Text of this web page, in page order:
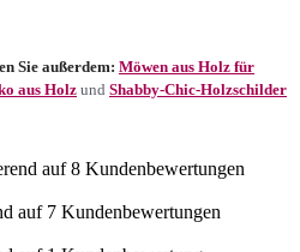
Sie außerdem: Möwen aus Holz für
aus Holz und Shabby-Chic-Holzschilder
auf8 Kundenbewertungen
auf 7 Kundenbewertungen